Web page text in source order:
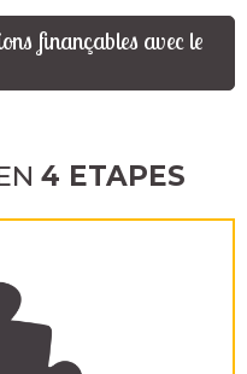
finançables avec le
4 ETAPES